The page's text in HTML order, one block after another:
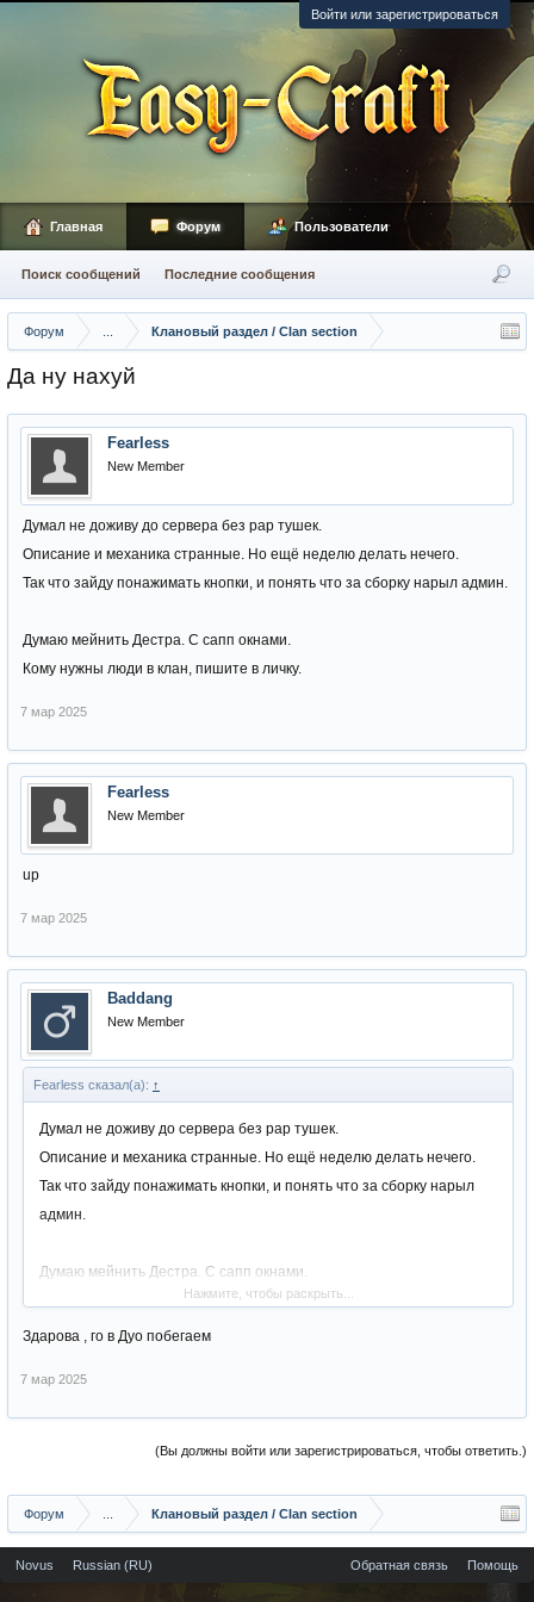
Войти или зарегистрироваться
Форум Клановый раздел / Сlan section
Да ну нахуй
Fearless
New Member
Думал не доживу до сервера без рар тушек.
Описание и механика странные. Но ещё неделю делать нечего.
Так что зайду понажимать кнопки, и понять что за сборку нарыл админ.
Думаю мейнить Дестра. С сапп окнами.
Кому нужны люди в клан, пишите в личку.
7 мар 2025
Fearless
New Member
up
7 мар 2025
Baddang
New Member
Fearless сказал(а): ↑
Думал не доживу до сервера без рар тушек.
Описание и механика странные. Но ещё неделю делать нечего.
Так что зайду понажимать кнопки, и понять что за сборку нарыл
админ.
Думаю мейнить Дестра. С сапп окнами.
Кому нужны люди в клан, пишите в личку.
Нажмите, чтобы раскрыть...
Здарова , го в Дуо побегаем
7 мар 2025
(Вы должны войти или зарегистрироваться, чтобы ответить.)
Форум Клановый раздел / Сlan section
Главная Форум
Поиск сообщений Последние сообщения
Пользователи
Novus Russian (RU) Обратная связь Помощь